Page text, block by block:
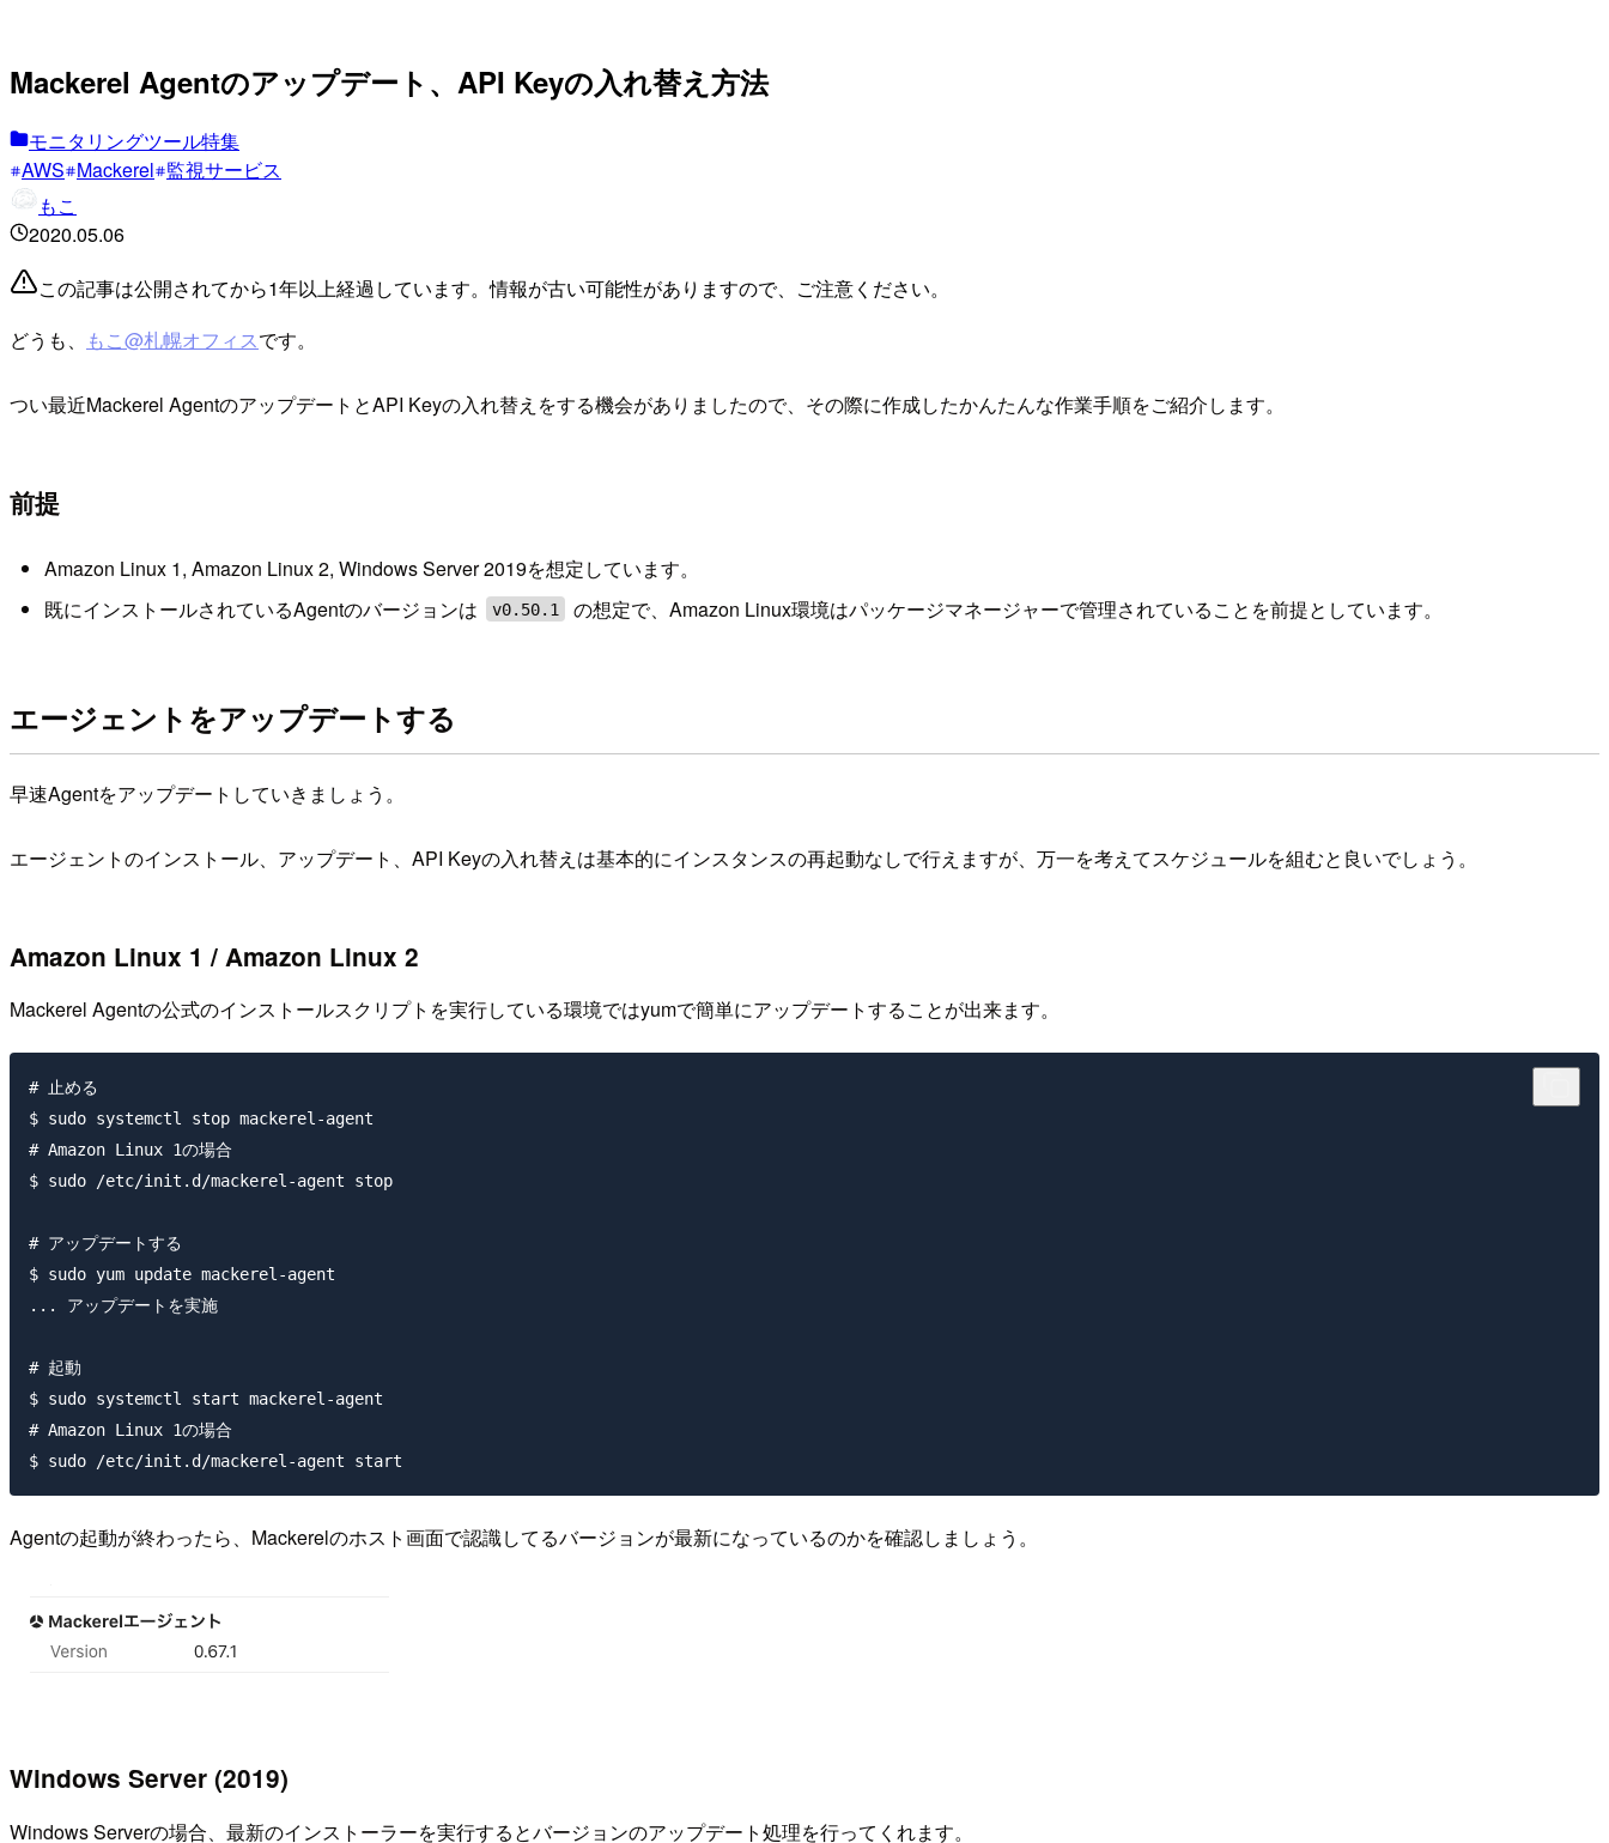
Mackerel Agentのアップデート、API Keyの入れ替え方法
モニタリングツール特集
AWS Mackerel 監視サービス
もこ
2020.05.06
この記事は公開されてから1年以上経過しています。情報が古い可能性がありますので、ご注意ください。
どうも、
もこ@札幌オフィスです。
つい最近Mackerel AgentのアップデートとAPI Keyの入れ替えをする機会がありましたので、その際に作成したかんたんな作業手順をご紹介します。
前提
Amazon Linux 1, Amazon Linux 2, Windows Server 2019を想定しています。
既にインストールされているAgentのバージョンは
v0.50.1 の想定で、Amazon Linux環境はパッケージマネージャーで管理されていることを前提としています。
エージェントをアップデートする
早速Agentをアップデートしていきましょう。
エージェントのインストール、アップデート、API Keyの入れ替えは基本的にインスタンスの再起動なしで行えますが、万一を考えてスケジュールを組むと良いでしょう。
Amazon Linux 1 / Amazon Linux 2
Mackerel Agentの公式のインストールスクリプトを実行している環境ではyumで簡単にアップデートすることが出来ます。
# 止める
$ sudo systemctl stop mackerel-agent
# Amazon Linux 1の場合
$ sudo /etc/init.d/mackerel-agent stop
# アップデートする
$ sudo yum update mackerel-agent
... アップデートを実施
# 起動
$ sudo systemctl start mackerel-agent
# Amazon Linux 1の場合
Agentの起動が終わったら、Mackerelのホスト画面で認識してるバージョンが最新になっているのかを確認しましょう。
Windows Server (2019)
Windows Serverの場合、最新のインストーラーを実行するとバージョンのアップデート処理を行ってくれます。